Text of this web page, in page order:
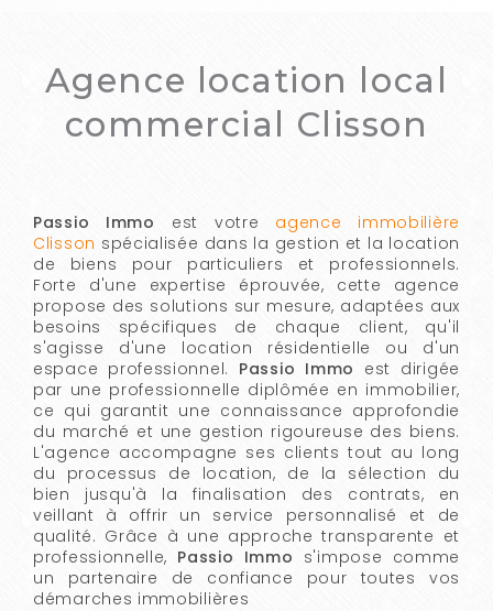
Agence location local
commercial Clisson
Passio Immo est votre agence immobilière
Clisson spécialisée dans la gestion et la location
de biens pour particuliers et professionnels.
Forte d'une expertise éprouvée, cette agence
propose des solutions sur mesure, adaptées aux
besoins spécifiques de chaque client, qu'il
s'agisse d'une location résidentielle ou d'un
espace professionnel. Passio Immo est dirigée
par une professionnelle diplômée en immobilier,
ce qui garantit une connaissance approfondie
du marché et une gestion rigoureuse des biens.
L'agence accompagne ses clients tout au long
du processus de location, de la sélection du
bien jusqu'à la finalisation des contrats, en
veillant à offrir un service personnalisé et de
qualité. Grâce à une approche transparente et
professionnelle, Passio Immo s'impose comme
un partenaire de confiance pour toutes vos
démarches immobilières